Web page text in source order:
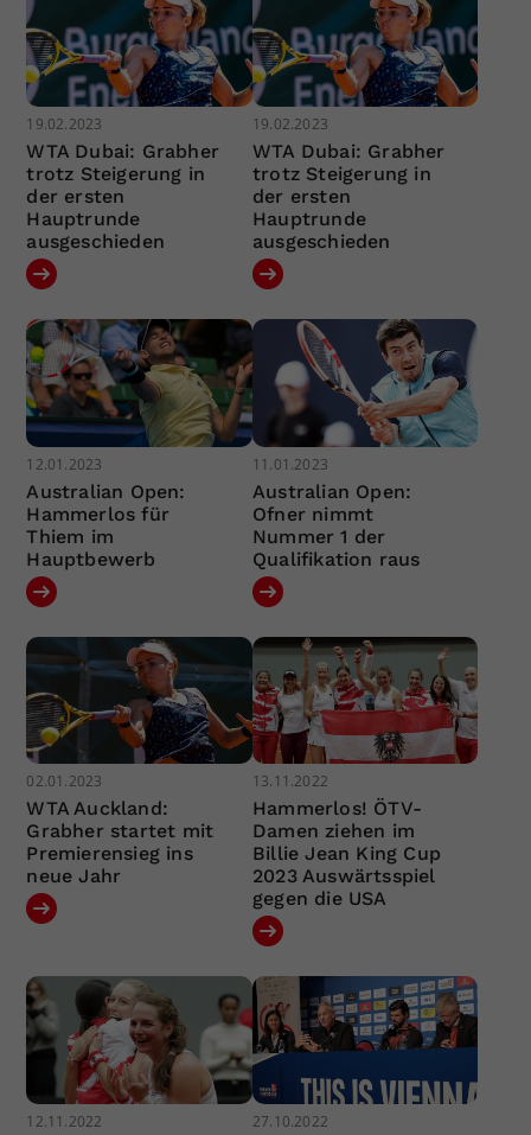
19.02.2023
WTA Dubai: Grabher
trotz Steigerung in
der ersten
Hauptrunde
ausgeschieden
19.02.2023
WTA Dubai: Grabher
trotz Steigerung in
der ersten
Hauptrunde
ausgeschieden
12.01.2023
Australian Open:
Hammerlos für
Thiem im
Hauptbewerb
11.01.2023
Australian Open:
Ofner nimmt
Nummer 1 der
Qualifikation raus
02.01.2023
WTA Auckland:
Grabher startet mit
Premierensieg ins
neue Jahr
13.11.2022
Hammerlos! ÖTV-
Damen ziehen im
Billie Jean King Cup
2023 Auswärtsspiel
gegen die USA
12.11.2022 27.10.2022